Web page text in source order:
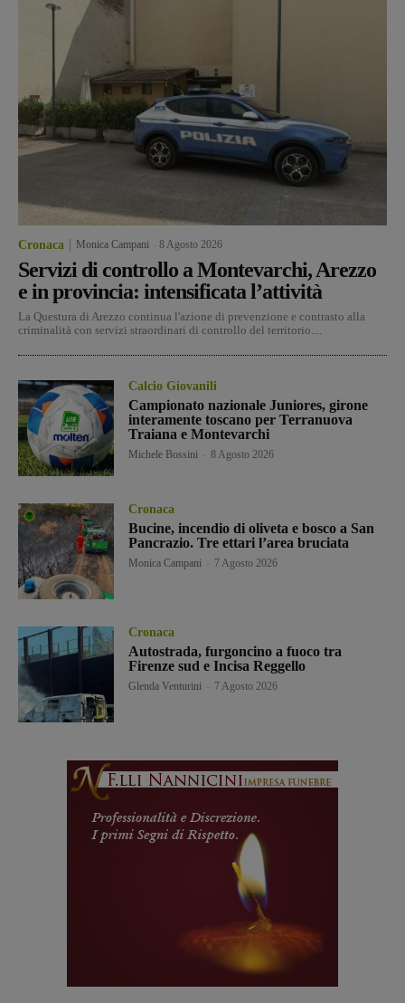
Cronaca Monica Campani 8 Agosto 2026
Servizi di controllo a Montevarchi, Arezzo
e in provincia: intensificata l’attività
La Questura di Arezzo continua l'azione di prevenzione e contrasto alla
criminalità con servizi straordinari di controllo del territorio....
Calcio Giovanili
Campionato nazionale Juniores, girone
interamente toscano per Terranuova
Traiana e Montevarchi
Michele Bossini 8 Agosto 2026
Cronaca
Bucine, incendio di oliveta e bosco a San
Pancrazio. Tre ettari l’area bruciata
Monica Campani 7 Agosto 2026
Cronaca
Autostrada, furgoncino a fuoco tra
Firenze sud e Incisa Reggello
Glenda Venturini 7 Agosto 2026